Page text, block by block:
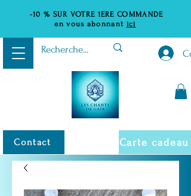
-10 % SUR VOTRE 1ERE COMMANDE
en vous abonnant ici
Contact Carte cadeau